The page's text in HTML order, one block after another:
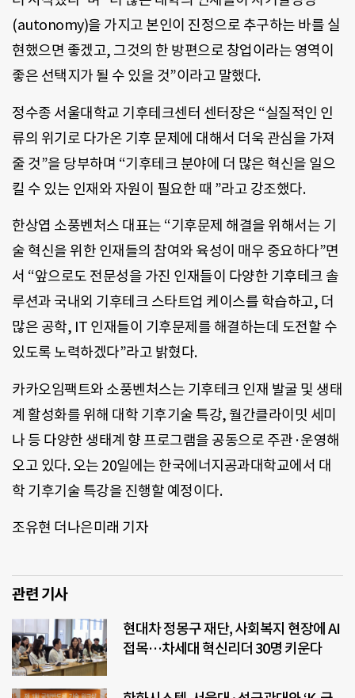
(autonomy)을 가지고 본인이 진정으로 추구하는 바를 실
현했으면 좋겠고, 그것의 한 방편으로 창업이라는 영역이
좋은 선택지가 될 수 있을 것”이라고 말했다.
정수종 서울대학교 기후테크센터 센터장은 “실질적인 인
류의 위기로 다가온 기후 문제에 대해서 더욱 관심을 가져
줄 것”을 당부하며 “기후테크 분야에 더 많은 혁신을 일으
킬 수 있는 인재와 자원이 필요한 때 ”라고 강조했다.
한상엽 소풍벤처스 대표는 “기후문제 해결을 위해서는 기
술 혁신을 위한 인재들의 참여와 육성이 매우 중요하다”면
서 “앞으로도 전문성을 가진 인재들이 다양한 기후테크 솔
루션과 국내외 기후테크 스타트업 케이스를 학습하고, 더
많은 공학, IT 인재들이 기후문제를 해결하는데 도전할 수
있도록 노력하겠다”라고 밝혔다.
카카오임팩트와 소풍벤처스는 기후테크 인재 발굴 및 생태
계 활성화를 위해 대학 기후기술 특강, 월간클라이밋 세미
나 등 다양한 생태계 향 프로그램을 공동으로 주관·운영해
오고 있다. 오는 20일에는 한국에너지공과대학교에서 대
학 기후기술 특강을 진행할 예정이다.
조유현 더나은미래 기자
관련 기사
현대차 정몽구 재단, 사회복지 현장에 AI
접목…차세대 혁신리더 30명 키운다